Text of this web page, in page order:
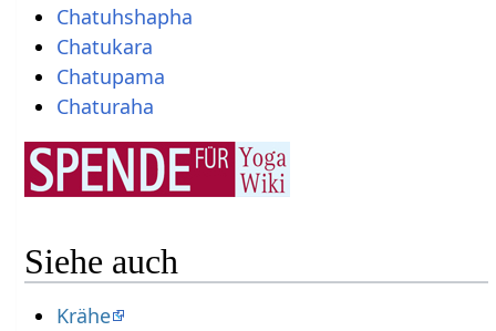
Chatuhshapha
Chatukara
Chatupama
Chaturaha
Siehe auch
Krähe